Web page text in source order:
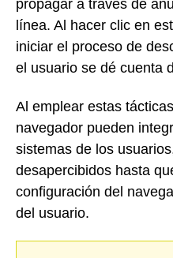
propagar a través de
línea. Al hacer clic en
iniciar el proceso de
el usuario se dé cuenta
Al emplear estas
navegador pueden
sistemas de los
desapercibidos hasta
configuración del
del usuario.